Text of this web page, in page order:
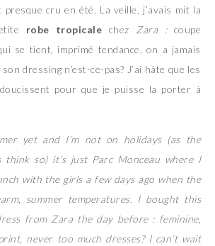
cru en été. La veille, j’avais mit la
robe tropicale chez Zara :coupe
se tient, imprimé tendance, on a jamais
dressing n’est-ce-pas? J’ai hâte que les
pour que je puisse la porter à
yet and I’m not on holidays (as the
think so) it’s just Parc Monceau where I
with the girls a few days ago when the
summer temperatures. I bought this
from Zara the day before : feminine,
never too much dresses? I can’t wait